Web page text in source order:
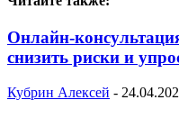
Онлайн-
снизить риски и
Кубрин Алексей -